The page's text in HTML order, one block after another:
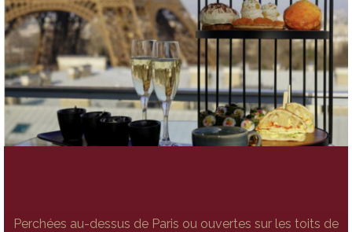
Perchées au-dessus de Paris ou ouvertes sur les toits de